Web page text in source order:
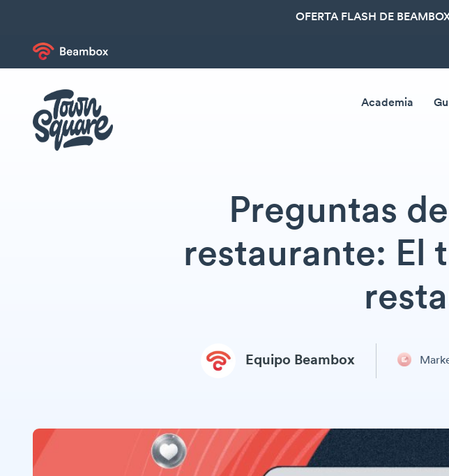
OFERTA FLASH DE
Academia
Preguntas
restaurante: El
Equipo Beambox